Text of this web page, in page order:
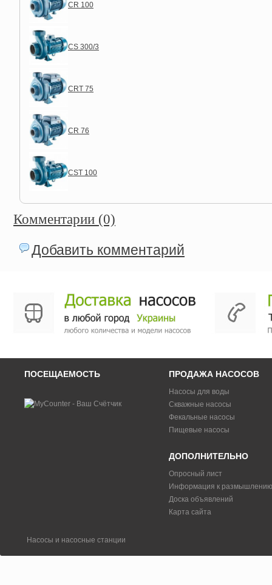
CR 100
CS 300/3
CRT 75
CR 76
CST 100
Комментарии (0)
Добавить комментарий
ПОСЕЩАЕМОСТЬ ПРОДАЖА НАСОСОВ
Насосы для воды
Скважные насосы
Фекальные насосы
Пищевые насосы
ДОПОЛНИТЕЛЬНО
Опросный лист
Информация к размышлению
Доска объявлений
Карта сайта
Насосы и насосные станции